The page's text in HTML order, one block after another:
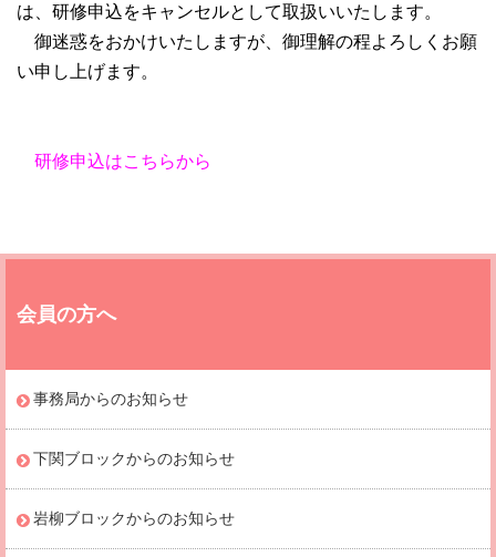
は、研修申込をキャンセルとして取扱いいたします。
御迷惑をおかけいたしますが、御理解の程よろしくお願
い申し上げます。
研修申込はこちらから
会員の方へ
事務局からのお知らせ
下関ブロックからのお知らせ
岩柳ブロックからのお知らせ